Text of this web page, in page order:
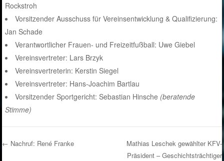
Rockstroh
Vorsitzender Ausschuss für Vereinsentwicklung & Qualifizierung:
Jan Schade
Verantwortlicher Frauen- und Freizeitfußball: Uwe Giebel
Vereinsvertreter: Lars Brzyk
Vereinsvertreterin: Kerstin Siegel
Vereinsvertreter: Hans-Joachim Bartlau
Vorsitzender Sportgericht: Sebastian Hinsche (beratende
Stimme)
← Nachruf: René Franke
Mathias Leschek gewählter KFV-
Präsident – Geschichtsträchtiger